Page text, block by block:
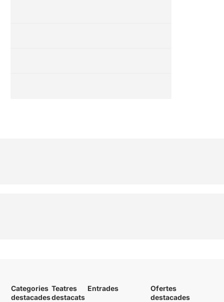
Categories
destacades
Teatres
destacats
Entrades
Ofertes
destacades